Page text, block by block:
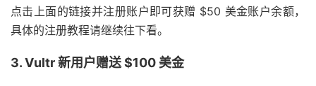
点击上面的链接并注册账户即可获赠 $50 美金账户余额，
具体的注册教程请继续往下看。
3. Vultr 新用户赠送 $100 美金